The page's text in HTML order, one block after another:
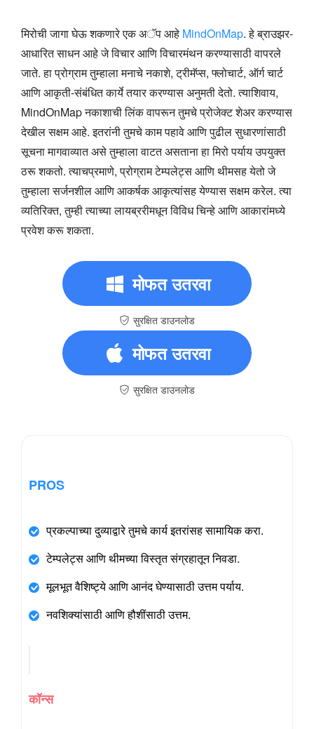
मिरोची जागा घेऊ शकणारे एक अॅप आहे MindOnMap. हे ब्राउझर-
आधारित साधन आहे जे विचार आणि विचारमंथन करण्यासाठी वापरले
जाते. हा प्रोग्राम तुम्हाला मनाचे नकाशे, ट्रीमॅप्स, फ्लोचार्ट, ऑर्ग चार्ट
आणि आकृती-संबंधित कार्ये तयार करण्यास अनुमती देतो. त्याशिवाय,
MindOnMap नकाशाची लिंक वापरून तुमचे प्रोजेक्ट शेअर करण्यास
देखील सक्षम आहे. इतरांनी तुमचे काम पहावे आणि पुढील सुधारणांसाठी
सूचना मागवाव्यात असे तुम्हाला वाटत असताना हा मिरो पर्याय उपयुक्त
ठरू शकतो. त्याचप्रमाणे, प्रोग्राम टेम्पलेट्स आणि थीमसह येतो जे
तुम्हाला सर्जनशील आणि आकर्षक आकृत्यांसह येण्यास सक्षम करेल. त्या
व्यतिरिक्त, तुम्ही त्याच्या लायब्ररीमधून विविध चिन्हे आणि आकारांमध्ये
प्रवेश करू शकता.
मोफत उतरवा
सुरक्षित डाउनलोड
मोफत उतरवा
सुरक्षित डाउनलोड
PROS
प्रकल्पाच्या दुव्याद्वारे तुमचे कार्य इतरांसह सामायिक करा.
टेम्पलेट्स आणि थीमच्या विस्तृत संग्रहातून निवडा.
मूलभूत वैशिष्ट्ये आणि आनंद घेण्यासाठी उत्तम पर्याय.
नवशिक्यांसाठी आणि हौशींसाठी उत्तम.
कॉन्स